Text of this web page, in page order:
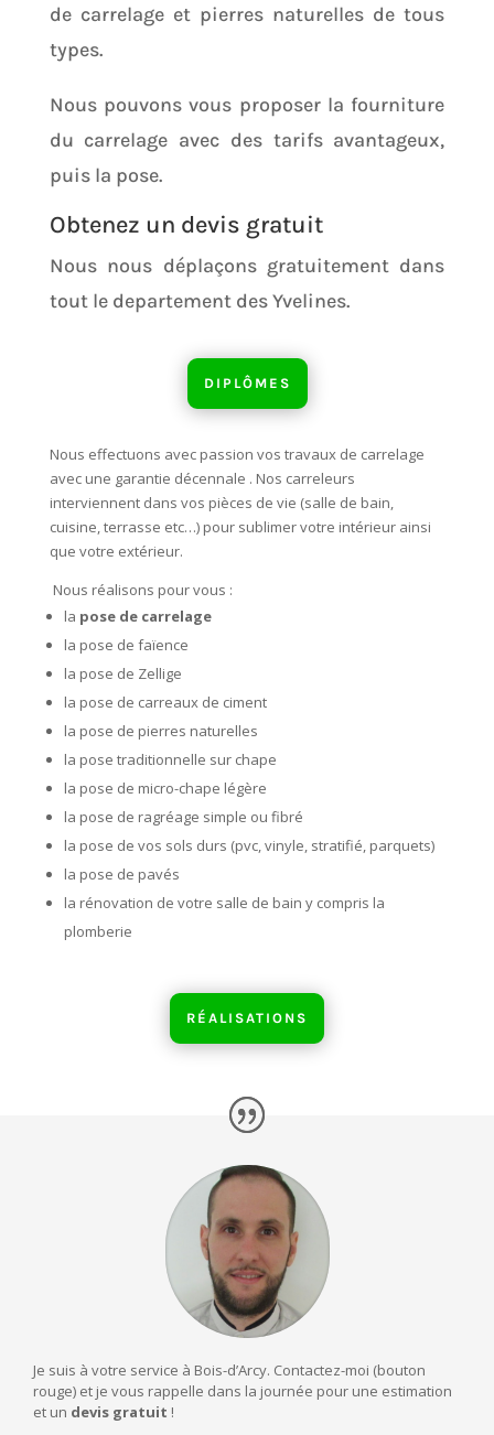
de carrelage et pierres naturelles de tous
types.
Nous pouvons vous proposer la fourniture
du carrelage avec des tarifs avantageux,
puis la pose.
Obtenez un devis gratuit
Nous nous déplaçons gratuitement dans
tout le departement des Yvelines.
DIPLÔMES
Nous effectuons avec passion vos travaux de carrelage
avec une garantie décennale . Nos carreleurs
interviennent dans vos pièces de vie (salle de bain,
cuisine, terrasse etc…) pour sublimer votre intérieur ainsi
que votre extérieur.
Nous réalisons pour vous :
la pose de carrelage
la pose de faïence
la pose de Zellige
la pose de carreaux de ciment
la pose de pierres naturelles
la pose traditionnelle sur chape
la pose de micro-chape légère
la pose de ragréage simple ou fibré
la pose de vos sols durs (pvc, vinyle, stratifié, parquets)
la pose de pavés
la rénovation de votre salle de bain y compris la
plomberie
RÉALISATIONS
Je suis à votre service à Bois-d’Arcy. Contactez-moi (bouton
rouge) et je vous rappelle dans la journée pour une estimation
et un devis gratuit !